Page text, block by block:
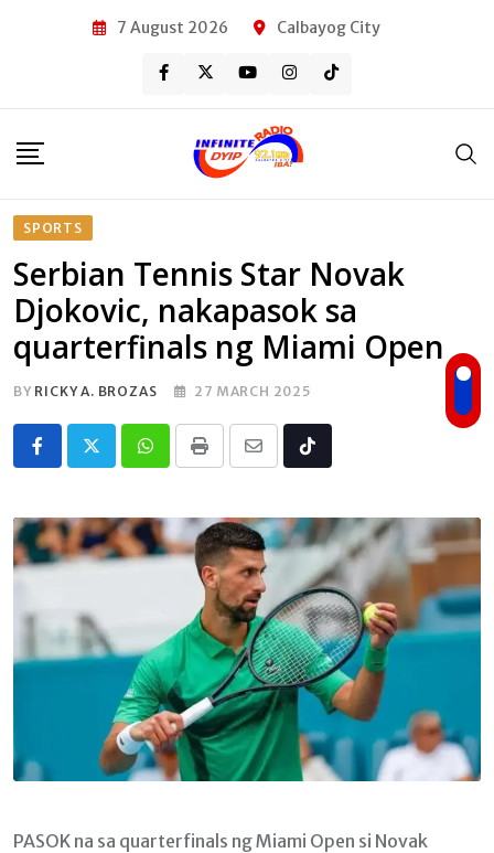
7 August 2026 Calbayog City
SPORTS
Serbian Tennis Star Novak
Djokovic, nakapasok sa
quarterfinals ng Miami Open
BY RICKY A. BROZAS 27 MARCH 2025
Whatsapp
Print
Share
Email
Tiktok
PASOK na sa quarterfinals ng Miami Open si Novak